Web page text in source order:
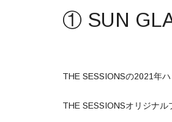
① SUN
THE SESSIONSの2021年
THE SESSIONSオリジナ